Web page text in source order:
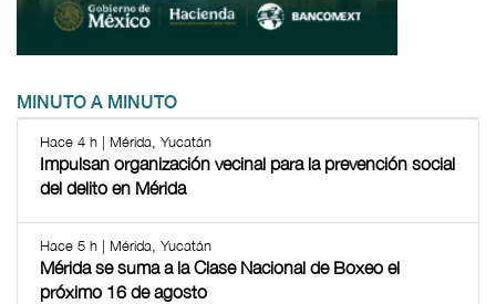
MINUTO A MINUTO
Hace 4 h | Mérida, Yucatán
Impulsan organización vecinal para la prevención social
del delito en Mérida
Hace 5 h | Mérida, Yucatán
Mérida se suma a la Clase Nacional de Boxeo el
próximo 16 de agosto